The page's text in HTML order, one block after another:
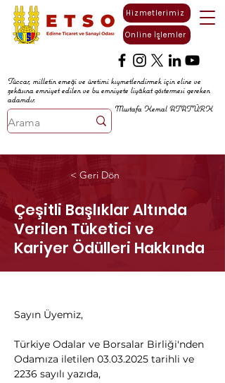
Online İşlemler
Hizmetlerimiz
Tüccar, milletin emeği ve üretimi kıymetlendirmek için eline ve
zekâsına emniyet edilen ve bu emniyete liyâkat göstermesi gereken
adamdır.
Mustafa Kemal ATATÜRK
< Geri Dön
Çeşitli Başlıklar Altında
Verilen Tüketici ve
Kariyer Ödülleri Hakkında
Sayın Üyemiz,
Türkiye Odalar ve Borsalar Birliği'nden
Odamıza iletilen 03.03.2025 tarihli ve
2236 sayılı yazıda,